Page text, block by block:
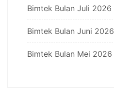
Bimtek Bulan Juli 2026
Bimtek Bulan Juni 2026
Bimtek Bulan Mei 2026